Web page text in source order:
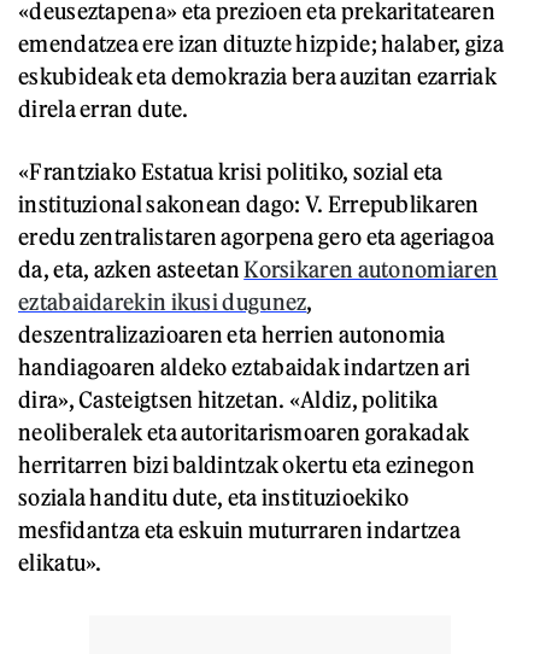
«deuseztapena» eta prezioen eta prekaritatearen
emendatzea ere izan dituzte hizpide; halaber, giza
eskubideak eta demokrazia bera auzitan ezarriak
direla erran dute.
«Frantziako Estatua krisi politiko, sozial eta
instituzional sakonean dago: V. Errepublikaren
eredu zentralistaren agorpena gero eta ageriagoa
da, eta, azken asteetanKorsikaren autonomiaren
eztabaidarekin ikusi dugunez,
deszentralizazioaren eta herrien autonomia
handiagoaren aldeko eztabaidak indartzen ari
dira», Casteigtsen hitzetan. «Aldiz, politika
neoliberalek eta autoritarismoaren gorakadak
herritarren bizi baldintzak okertu eta ezinegon
soziala handitu dute, eta instituzioekiko
mesfidantza eta eskuin muturraren indartzea
elikatu».